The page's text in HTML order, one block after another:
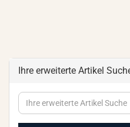
Ihre erweiterte Artikel
Ihre
erweiterte